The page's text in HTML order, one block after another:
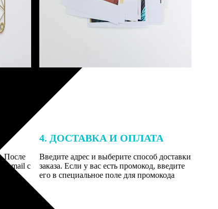
После
email с
4. ДОСТАВКА И ОПЛАТА
Введите адрес и выберите способ доставки
заказа. Если у вас есть промокод, введите
его в специальное поле для промокода